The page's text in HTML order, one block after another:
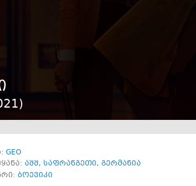
)
GEO
აშშ, საფრანგეთი, გერმანია
ბოევიკი